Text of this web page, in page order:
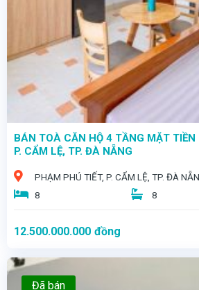
BÁN TOÀ CĂN HỘ 4 TẦNG MẶT TIỀN
P. CẨM LỆ, TP. ĐÀ NẴNG
PHẠM PHÚ TIẾT, P. CẨM LỆ, TP. ĐÀ
8
8
12.500.000.000 đồng
Đã bán